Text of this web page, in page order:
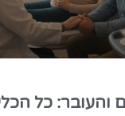
והעובר: כל